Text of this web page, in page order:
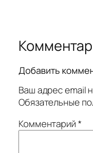
Добавить
Ваш адрес email
Обязательные
Комментарий*